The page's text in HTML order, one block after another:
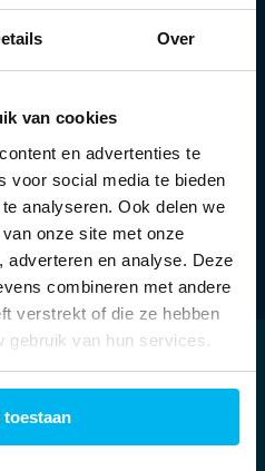
Over
van cookies
en advertenties te
voor social media te bieden
analyseren. Ook delen we
onze site met onze
adverteren en analyse. Deze
combineren met andere
verstrekt of die ze hebben
gebruik van hun services.